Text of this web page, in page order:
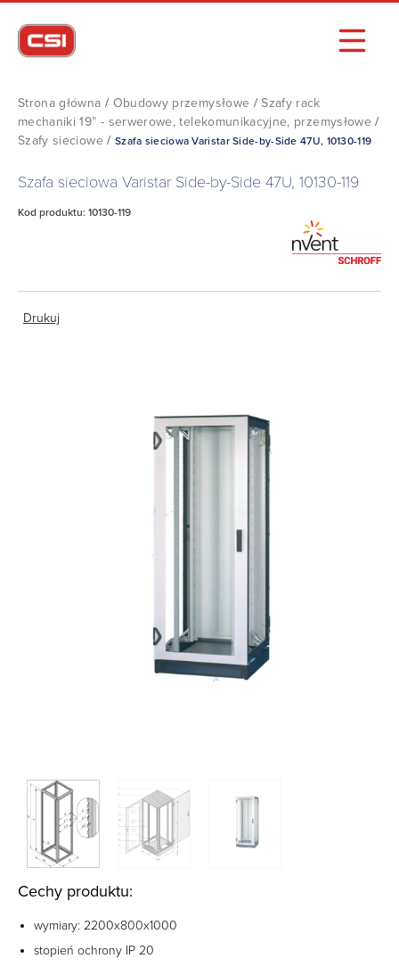
Strona główna / Obudowy przemysłowe /Szafy rack
mechaniki 19” - serwerowe, telekomunikacyjne, przemysłowe /
Szafy sieciowe / Szafa sieciowa Varistar Side-by-Side 47U, 10130-119
Szafa sieciowa Varistar Side-by-Side 47U, 10130-119
Kod produktu: 10130-119
Drukuj
Cechy produktu:
wymiary: 2200x800x1000
stopień ochrony IP 20